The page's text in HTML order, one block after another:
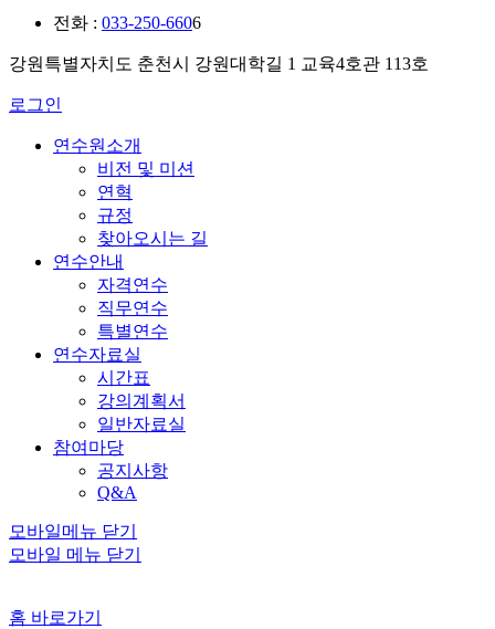
전화 : 033-250-6606
강원특별자치도 춘천시 강원대학길 1 교육4호관 113호
로그인
연수원소개
비전 및 미션
연혁
규정
찾아오시는 길
연수안내
자격연수
직무연수
특별연수
연수자료실
시간표
강의계획서
일반자료실
참여마당
공지사항
Q&A
모바일메뉴 닫기
모바일 메뉴 닫기
홈 바로가기